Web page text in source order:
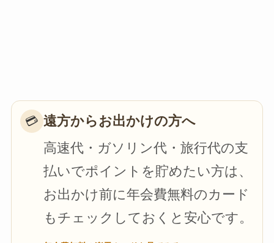
💳 遠方からお出かけの方へ
高速代・ガソリン代・旅行代の支
払いでポイントを貯めたい方は、
お出かけ前に年会費無料のカード
もチェックしておくと安心です。